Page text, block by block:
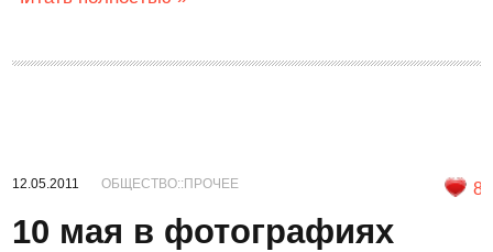
12.05.2011 ОБЩЕСТВО::ПРОЧЕЕ 8
10 мая в фотографиях